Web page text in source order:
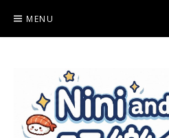
content
MENU